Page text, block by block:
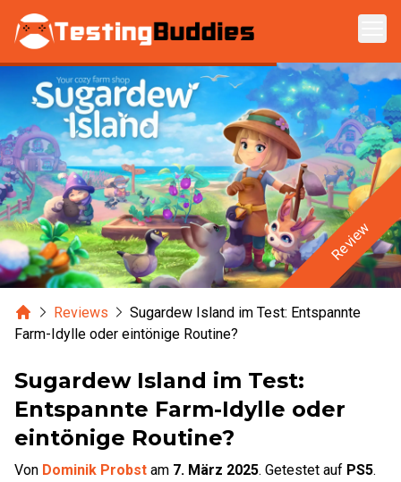
Zum Hauptinhalt springen
Review
HomeReviews
Sugardew Island im Test: Entspannte
Farm-Idylle oder eintönige Routine?
Sugardew Island im Test:
Entspannte Farm-Idylle oder
eintönige Routine?
Von Dominik Probst am 7. März 2025. Getestet auf PS5.